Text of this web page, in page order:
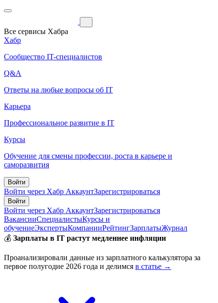
Все сервисы Хабра
Хабр
Сообщество IT-специалистов
Q&A
Ответы на любые вопросы об IT
Карьера
Профессиональное развитие в IT
Курсы
Обучение для смены профессии, роста в карьере и
саморазвития
Войти
Войти через Хабр АккаунтЗарегистрироваться
Войти
Войти через Хабр АккаунтЗарегистрироваться
ВакансииСпециалистыКурсы и
обучениеЭкспертыКомпанииРейтингЗарплатыЖурнал
💰 Зарплаты в IT растут медленнее инфляции
Проанализировали данные из зарплатного калькулятора за
первое полугодие 2026 года и делимся в статье →